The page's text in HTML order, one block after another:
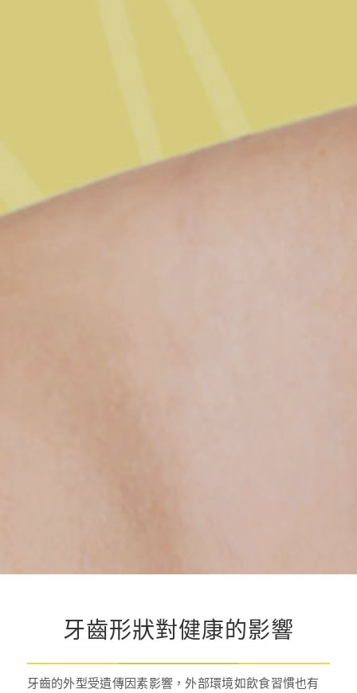
牙齒形狀對健康的影響
牙齒的外型受遺傳因素影響，外部環境如飲食習慣也有